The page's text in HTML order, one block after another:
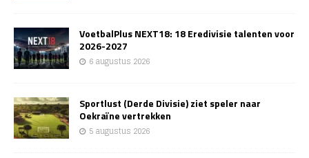
VoetbalPlus NEXT18: 18 Eredivisie talenten voor
2026-2027
6 augustus 2026
Sportlust (Derde Divisie) ziet speler naar
Oekraïne vertrekken
5 augustus 2026